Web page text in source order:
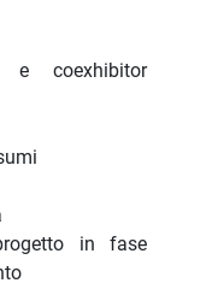
e coexhibitor
in fase